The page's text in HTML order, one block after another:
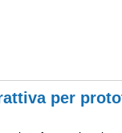
per